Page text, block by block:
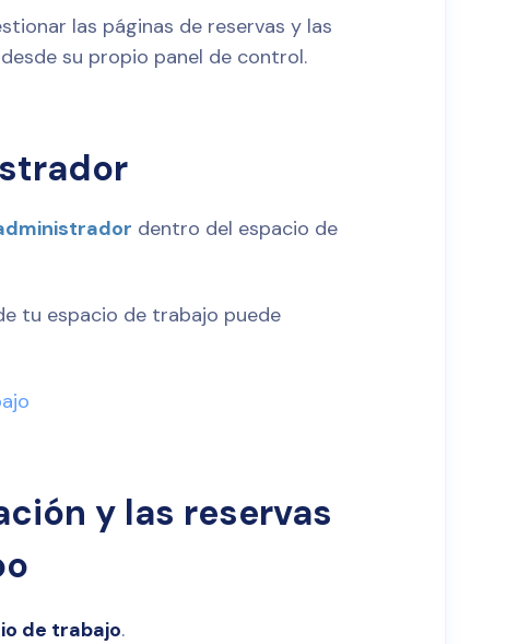
las páginas de reservas y las
su propio panel de control.
dentro del espacio de
tu espacio de trabajo puede
y las reservas
de trabajo.